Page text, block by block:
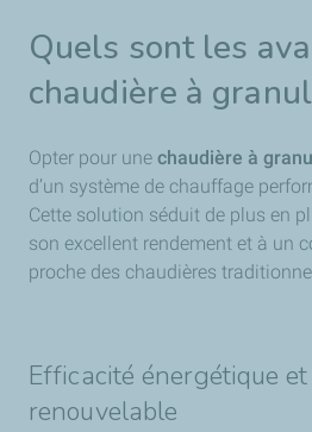
Elle souligne trois points forts :
compressés.
Automatique :Gestion
l'extinction.
Polyvalente :Chauffe à la
sanitaire.
Un schéma circulaire illustre le
Quels sont les
chaudière à
Opter pour une chaudière à
d’un système de chauffage
Cette solution séduit de plus en
son excellent rendement et à un
proche des chaudières
Efficacité énergétique
renouvelable